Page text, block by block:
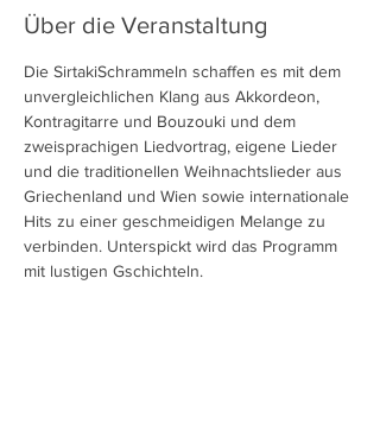
Über die Veranstaltung
Die SirtakiSchrammeln schaffen es mit dem
unvergleichlichen Klang aus Akkordeon,
Kontragitarre und Bouzouki und dem
zweisprachigen Liedvortrag, eigene Lieder
und die traditionellen Weihnachtslieder aus
Griechenland und Wien sowie internationale
Hits zu einer geschmeidigen Melange zu
verbinden. Unterspickt wird das Programm
mit lustigen Gschichteln.